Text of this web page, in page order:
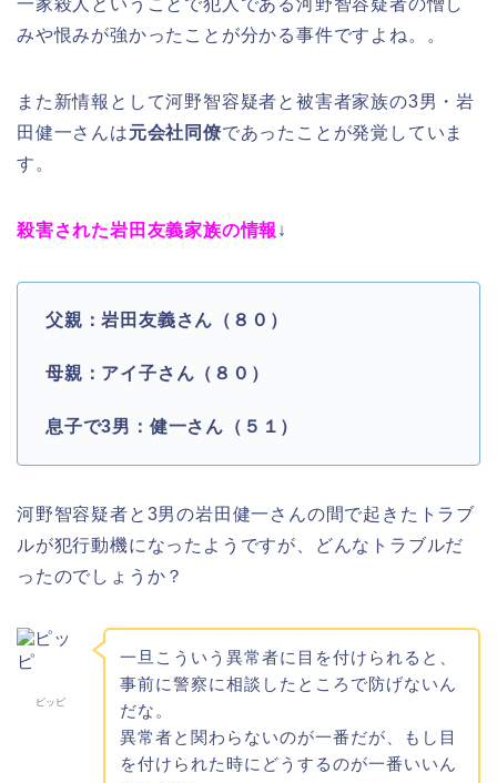
一家殺人ということで犯人である河野智容疑者の憎し
みや恨みが強かったことが分かる事件ですよね。。
また新情報として河野智容疑者と被害者家族の3男・岩
田健一さんは元会社同僚であったことが発覚していま
す。
殺害された岩田友義家族の情報 ↓
父親：岩田友義さん（８０）
母親：アイ子さん（８０）
息子で3男：健一さん（５１）
河野智容疑者と3男の岩田健一さんの間で起きたトラブ
ルが犯行動機になったようですが、どんなトラブルだ
ったのでしょうか？
ピッピ
一旦こういう異常者に目を付けられると、
事前に警察に相談したところで防げないん
だな。
異常者と関わらないのが一番だが、もし目
を付けられた時にどうするのが一番いいん